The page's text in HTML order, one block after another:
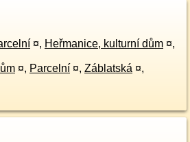
¤, Heřmanice, kulturní dům ¤,
¤, Parcelní ¤, Záblatská ¤,